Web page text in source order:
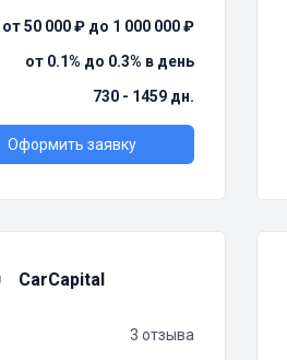
от 50 000 ₽ до 1 000 000 ₽
от 0.1% до 0.3% в день
730 - 1459 дн.
Оформить заявку
CarCapital
3 отзыва